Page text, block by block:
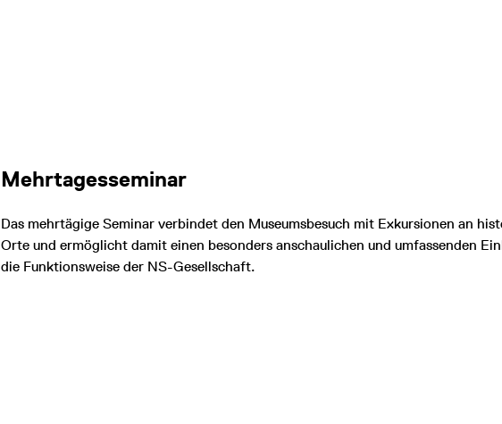
Mehrtagesseminar
Das mehrtägige Seminar verbindet den Museumsbesuch mit Exkursionen an
Orte und ermöglicht damit einen besonders anschaulichen und umfassenden
die Funktionsweise der NS-Gesellschaft.